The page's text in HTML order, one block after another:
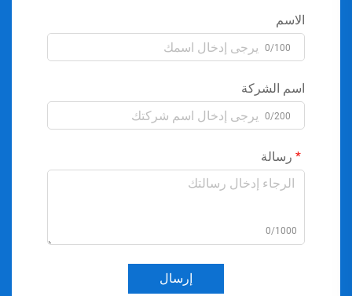
الاسم
0/100
اسم الشركة
0/200
رسالة
0/1000
إرسال